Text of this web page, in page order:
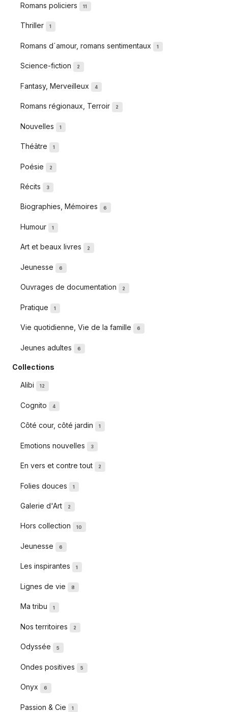
Romans policiers 11
Thriller 1
Romans d´amour, romans sentimentaux 1
Science-fiction 2
Fantasy, Merveilleux 4
Romans régionaux, Terroir 2
Nouvelles 1
Théâtre 1
Poésie 2
Récits 3
Biographies, Mémoires 6
Humour 1
Art et beaux livres 2
Jeunesse 6
Ouvrages de documentation 2
Pratique 1
Vie quotidienne, Vie de la famille 6
Jeunes adultes 6
Collections
Alibi 12
Cognito 4
Côté cour, côté jardin 1
Emotions nouvelles 3
En vers et contre tout 2
Folies douces 1
Galerie d'Art 2
Hors collection 10
Jeunesse 6
Les inspirantes 1
Lignes de vie 8
Ma tribu 1
Nos territoires 2
Odyssée 5
Ondes positives 5
Onyx 6
Passion & Cie 1